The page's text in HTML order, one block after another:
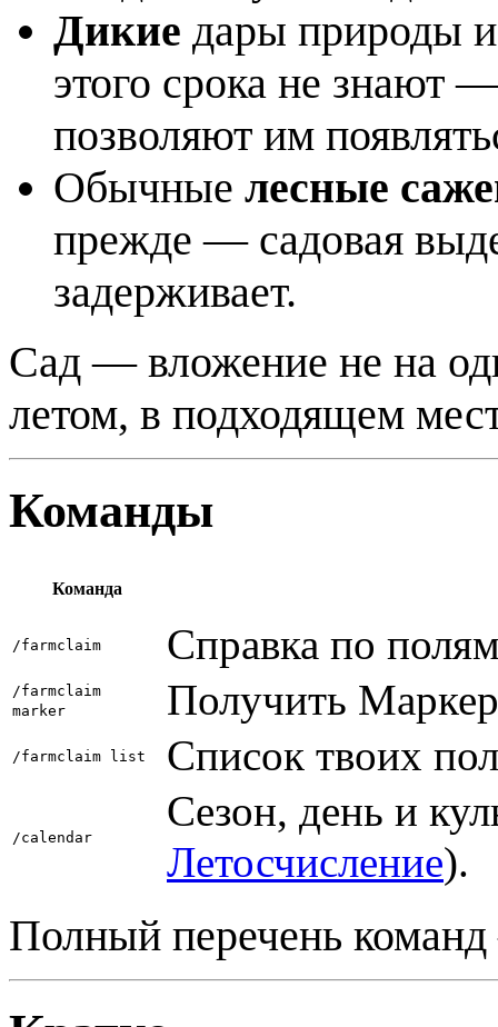
Дикие дары природы
этого срока не знают
позволяют им
Обычные лесные
прежде — садовая
задерживает.
Сад — вложение не на
летом, в подходящем
Команды
Команда
/farmclaim Справка по
/farmclaim
marker
Получить
/farmclaim list Список твоих
/calendar
Сезон, день и
Летосчисление).
Полный перечень